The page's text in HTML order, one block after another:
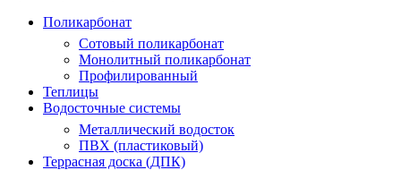
Поликарбонат
Сотовый поликарбонат
Монолитный поликарбонат
Профилированный
Теплицы
Водосточные системы
Металлический водосток
ПВХ (пластиковый)
Террасная доска (ДПК)